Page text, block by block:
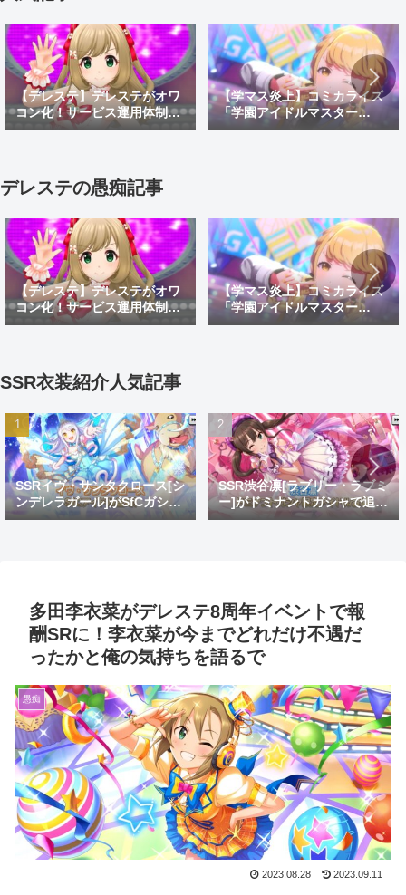
【デレステ】デレステがオワ
コン化！サービス運用体制変
更でサ終秒読み開始！デレス
【学マス炎上】コミカライズ
「学園アイドルマスター
GOLD RUSH」でオリキャラ
デレステの愚痴記事
【デレステ】デレステがオワ
コン化！サービス運用体制変
更でサ終秒読み開始！デレス
【学マス炎上】コミカライズ
「学園アイドルマスター
GOLD RUSH」でオリキャラ
SSR衣装紹介人気記事
SSRイヴ・サンタクロース[シ
ンデレラガール]がSfCガシャ
で登場！おめでとうイヴ。大
SSR渋谷凛[ラブリー・ラブミ
ー]がドミナントガシャで追
加！蒼を捨てし8周目先発ゴ
多田李衣菜がデレステ8周年イベントで報
酬SRに！李衣菜が今までどれだけ不遇だ
ったかと俺の気持ちを語るで
愚痴
2023.08.28 2023.09.11